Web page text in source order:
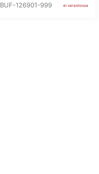
BUF-126901-999 ei varastossa